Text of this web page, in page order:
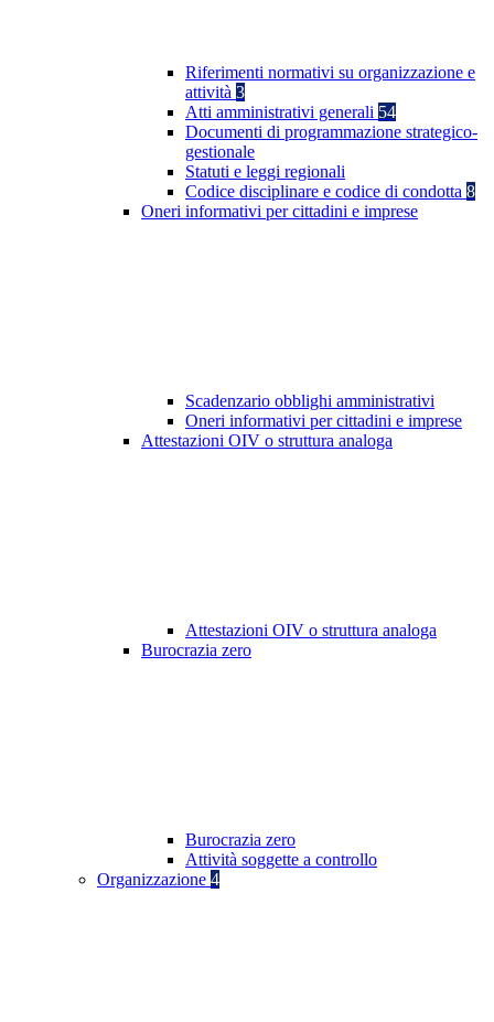
Riferimenti normativi su organizzazione e
attività 3
Atti amministrativi generali 54
Documenti di programmazione strategico-
gestionale
Statuti e leggi regionali
Codice disciplinare e codice di condotta 8
Oneri informativi per cittadini e imprese
Scadenzario obblighi amministrativi
Oneri informativi per cittadini e imprese
Attestazioni OIV o struttura analoga
Attestazioni OIV o struttura analoga
Burocrazia zero
Burocrazia zero
Attività soggette a controllo
Organizzazione 4